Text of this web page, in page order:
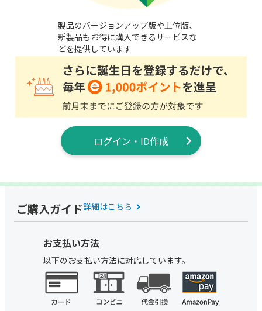
製品のバージョンアップ版や上位版、
新製品もお得に購入できるサービスな
どを提供しています
ログイン・ID作成
ご購入ガイド詳細はこちら
お支払い方法
以下のお支払い方法に対応しています。